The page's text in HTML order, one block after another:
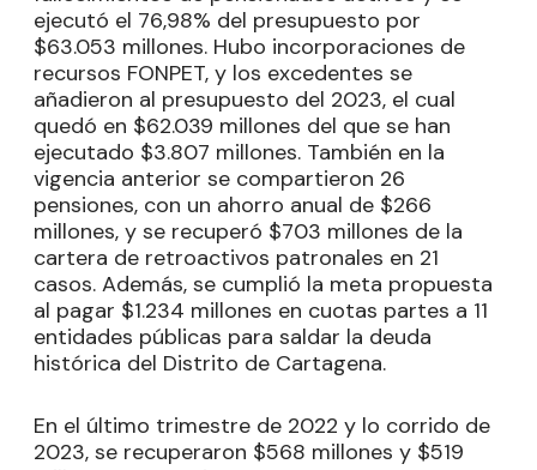
ejecutó el 76,98% del presupuesto por
$63.053 millones. Hubo incorporaciones de
recursos FONPET, y los excedentes se
añadieron al presupuesto del 2023, el cual
quedó en $62.039 millones del que se han
ejecutado $3.807 millones. También en la
vigencia anterior se compartieron 26
pensiones, con un ahorro anual de $266
millones, y se recuperó $703 millones de la
cartera de retroactivos patronales en 21
casos. Además, se cumplió la meta propuesta
al pagar $1.234 millones en cuotas partes a 11
entidades públicas para saldar la deuda
histórica del Distrito de Cartagena.
En el último trimestre de 2022 y lo corrido de
2023, se recuperaron $568 millones y $519